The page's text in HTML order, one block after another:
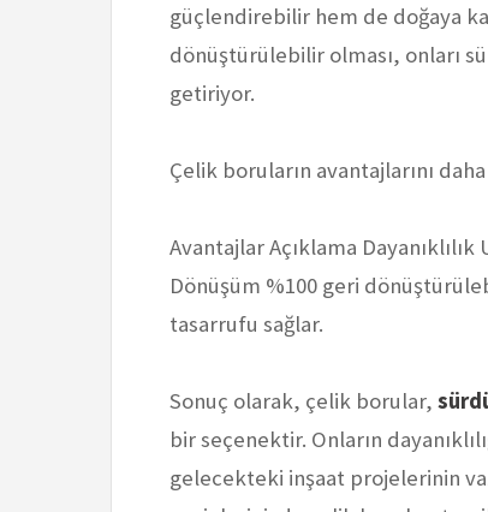
güçlendirebilir hem de doğaya
dönüştürülebilir olması, onları
getiriyor.
Çelik boruların avantajlarını
Avantajlar Açıklama
Dönüşüm %100 geri
tasarrufu sağlar.
Sonuç olarak, çelik borular,
bir seçenektir. Onların
gelecekteki inşaat projelerinin